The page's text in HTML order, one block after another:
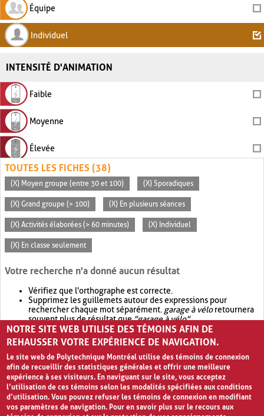
Équipe
Individuel
INTENSITÉ D'ANIMATION
Faible
Moyenne
Élevée
TOUTES LES FICHES (38)
(X) Moyen groupe (entre 30 et 100) (X) Sporadiques
(X) Grand groupe (> 100) (X) En plusieurs séances
(X) Activités élaborées (> 60 minutes) (X) Individuel
(X) En classe seulement
Votre recherche n'a donné aucun résultat
Vérifiez que l'orthographe est correcte.
Supprimez les guillemets autour des expressions pour
rechercher chaque mot séparément. garage à véloretournera
souvent plus de résultat que"garage à vélo".
Envisagez d'élargir votre recherche avec OR.garage OR vélo
retournera souvent plus de résultat quegarage à vélo
NOTRE SITE WEB UTILISE DES TÉMOINS AFIN DE
REHAUSSER VOTRE EXPÉRIENCE DE NAVIGATION.
Le site web de Polytechnique Montréal utilise des témoins de connexion
afin de recueillir des statistiques générales et offrir une meilleure
expérience à ses visiteurs. En naviguant sur le site, vous acceptez
l’utilisation de ces témoins selon les modalités spécifiées aux conditions
d’utilisation. Vous pouvez refuser les témoins de connexion en modifiant
vos paramètres de navigation. Pour en savoir plus sur le recours aux